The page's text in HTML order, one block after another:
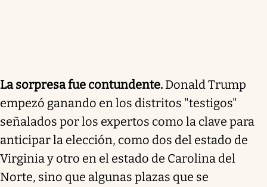
La sorpresa fue contundente. Donald Trump
empezó ganando en los distritos "testigos"
señalados por los expertos como la clave para
anticipar la elección, como dos del estado de
Virginia y otro en el estado de Carolina del
Norte, sino que algunas plazas que se